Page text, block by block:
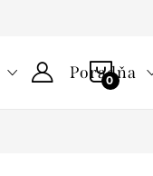
Poradňa